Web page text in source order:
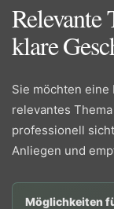
Relevante
klare
Sie möchten
relevantes
professionell
Anliegen und
Möglichkeiten